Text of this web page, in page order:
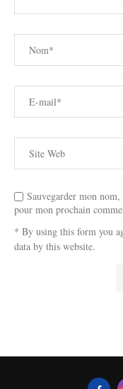
Sauvegarder mon
pour mon prochain
* By using this form you
data by this website.